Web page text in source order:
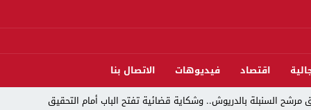
اقتصاد فيديوهات
الاتصال بنا
السنبلة بالدريوش.. وشكاية قضائية تفتح الباب أمام التحقيق